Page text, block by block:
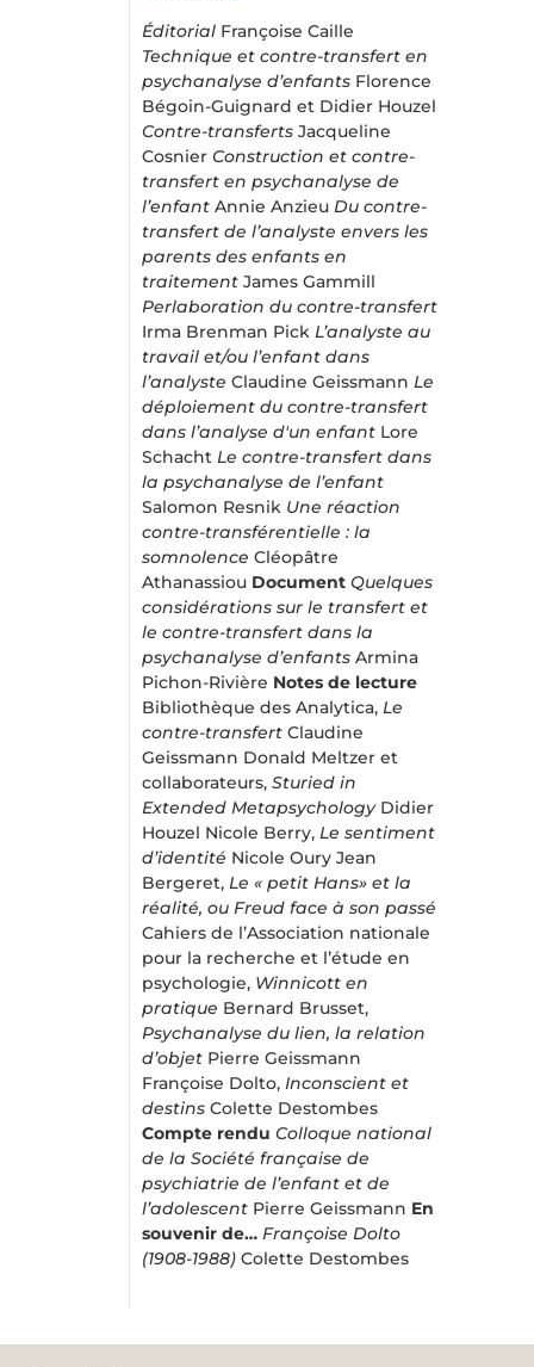
ÉditorialFrançoise Caille
Technique et contre-transfert en
psychanalyse d’enfantsFlorence
Bégoin-Guignard et Didier Houzel
Contre-transfertsJacqueline
Cosnier Construction et contre-
transfert en psychanalyse de
l’enfantAnnie Anzieu Du contre-
transfert de l’analyste envers les
parents des enfants en
traitementJames Gammill
Perlaboration du contre-transfert
Irma Brenman Pick L’analyste au
travail et/ou l’enfant dans
l’analyste Claudine Geissmann Le
déploiement du contre-transfert
dans l’analyse d'un enfantLore
Schacht Le contre-transfert dans
la psychanalyse de l’enfant
Salomon Resnik Une réaction
contre-transférentielle : la
somnolence Cléopâtre
Athanassiou Document Quelques
considérations sur le transfert et
le contre-transfert dans la
psychanalyse d’enfantsArmina
Pichon-Rivière Notes de lecture
Bibliothèque des Analytica, Le
contre-transfert Claudine
Geissmann Donald Meltzer et
collaborateurs, Sturied in
Extended MetapsychologyDidier
Houzel Nicole Berry, Le sentiment
d’identité Nicole Oury Jean
Bergeret, Le « petit Hans» et la
réalité, ou Freud face à son passé
Cahiers de l’Association nationale
pour la recherche et l’étude en
psychologie, Winnicott en
pratique Bernard Brusset,
Psychanalyse du lien, la relation
d’objetPierre Geissmann
Françoise Dolto, Inconscient et
destinsColette Destombes
Compte rendu Colloque national
de la Société française de
psychiatrie de l’enfant et de
l’adolescentPierre Geissmann En
souvenir de… Françoise Dolto
(1908-1988)Colette Destombes